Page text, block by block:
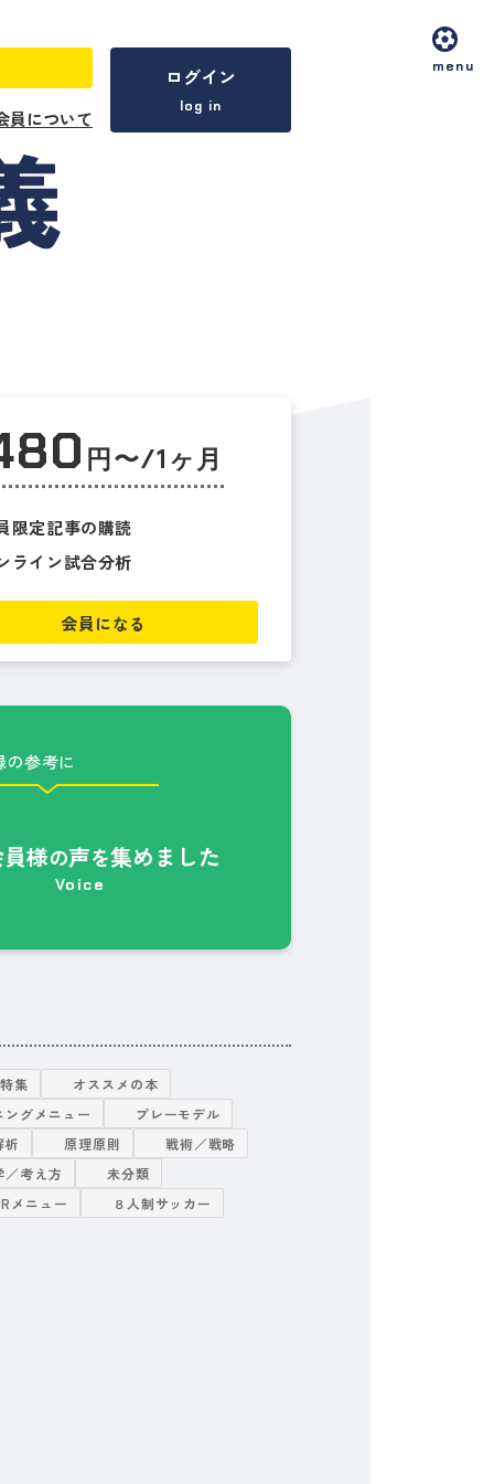
員について
ログイン
log in
menu
円〜/1ヶ月
限定記事の購読
ライン試合分析
会員になる
の参考に
様の声を集めました
Voice
集
オススメの本
ングメニュー
プレーモデル
析
原理原則
戦術／戦略
／考え方
未分類
メニュー
８人制サッカー